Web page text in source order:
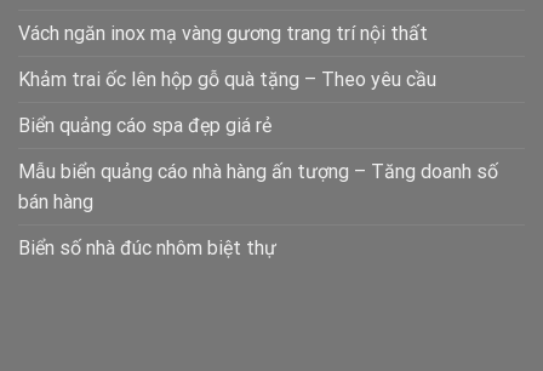
Vách ngăn inox mạ vàng gương trang trí nội thất
Khảm trai ốc lên hộp gỗ quà tặng – Theo yêu cầu
Biển quảng cáo spa đẹp giá rẻ
Mẫu biển quảng cáo nhà hàng ấn tượng – Tăng doanh số
bán hàng
Biển số nhà đúc nhôm biệt thự